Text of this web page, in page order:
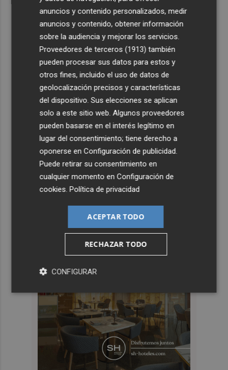
anuncios y contenido personalizados, medir
anuncios y contenido, obtener información
sobre la audiencia y mejorar los servicios.
Proveedores de terceros (1913) también
pueden procesar sus datos para estos y
otros fines, incluido el uso de datos de
geolocalización precisos y características
del dispositivo. Sus elecciones se aplican
solo a este sitio web. Algunos proveedores
pueden basarse en el interés legítimo en
lugar del consentimiento; tiene derecho a
oponerse enConfiguración de publicidad
Puede retirar su consentimiento en
cualquier momento enConfiguración de
cookies .Política de privacidad
ACEPTAR TODO
RECHAZAR TODO
CONFIGURAR